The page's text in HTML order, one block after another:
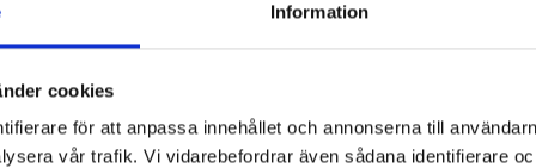
Information
cookies
för att anpassa innehållet och annonserna till
vår trafik. Vi vidarebefordrar även sådana identifierare
MX S - POM, smörjbar, glidplatta
BRM-10 P - Rullad brons, fickor, rak